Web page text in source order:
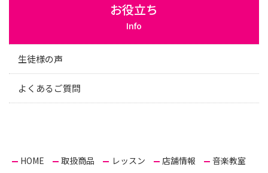
お役立ち
Info
生徒様の声
よくあるご質問
HOME 取扱商品 レッスン 店舗情報
音楽教室